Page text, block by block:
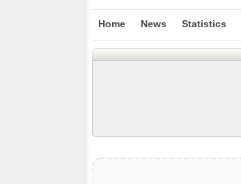
Home News Statistics